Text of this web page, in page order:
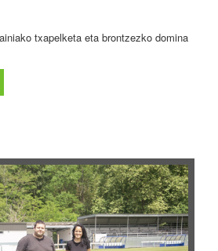
txapelketa eta brontzezko domina